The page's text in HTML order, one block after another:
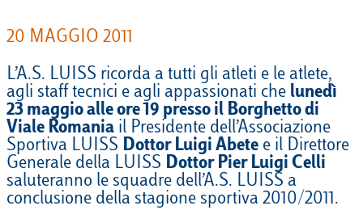
20 MAGGIO 2011
L’A.S. LUISS ricorda a tutti gli atleti e le atlete,
agli staff tecnici e agli appassionati che lunedì
23 maggio alle ore 19 presso il Borghetto di
Viale Romania il Presidente dell’Associazione
Sportiva LUISS Dottor Luigi Abete e il Direttore
Generale della LUISS Dottor Pier Luigi Celli
saluteranno le squadre dell’A.S. LUISS a
conclusione della stagione sportiva 2010/2011.